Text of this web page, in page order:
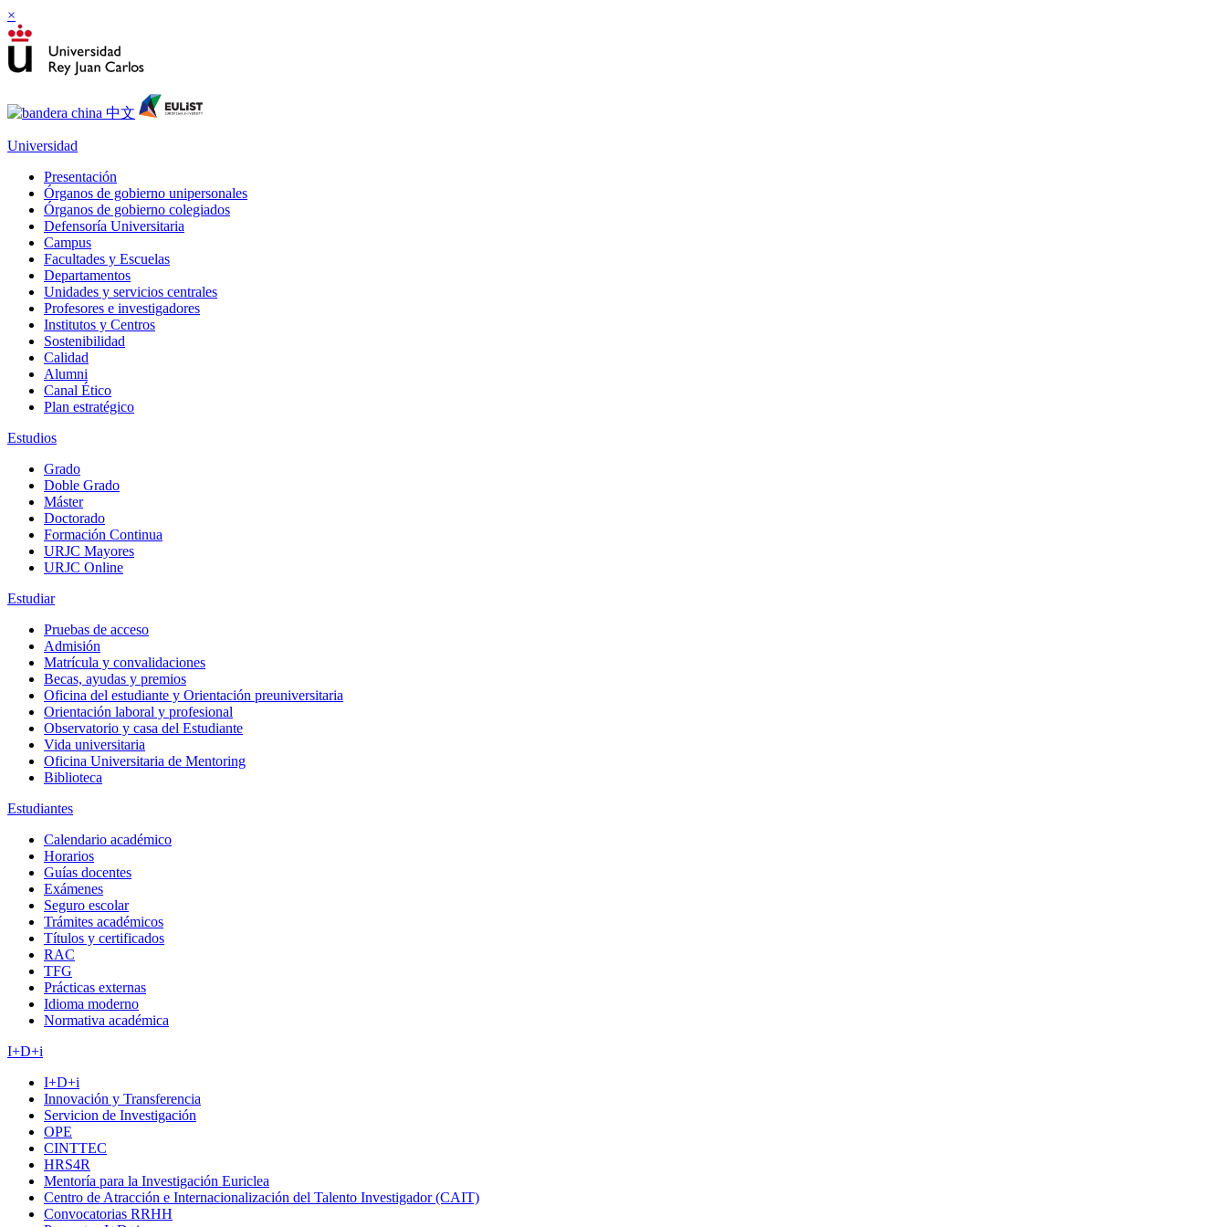
×
Universidad
Presentación
Órganos de gobierno unipersonales
Órganos de gobierno colegiados
Defensoría Universitaria
Campus
Facultades y Escuelas
Departamentos
Unidades y servicios centrales
Profesores e investigadores
Institutos y Centros
Sostenibilidad
Calidad
Alumni
Canal Ético
Plan estratégico
Estudios
Grado
Doble Grado
Máster
Doctorado
Formación Continua
URJC Mayores
URJC Online
Estudiar
Pruebas de acceso
Admisión
Matrícula y convalidaciones
Becas, ayudas y premios
Oficina del estudiante y Orientación preuniversitaria
Orientación laboral y profesional
Observatorio y casa del Estudiante
Vida universitaria
Oficina Universitaria de Mentoring
Biblioteca
Estudiantes
Calendario académico
Horarios
Guías docentes
Exámenes
Seguro escolar
Trámites académicos
Títulos y certificados
RAC
TFG
Prácticas externas
Idioma moderno
Normativa académica
I+D+i
I+D+i
Innovación y Transferencia
Servicion de Investigación
OPE
CINTTEC
HRS4R
Mentoría para la Investigación Euriclea
Centro de Atracción e Internacionalización del Talento Investigador (CAIT)
Convocatorias RRHH